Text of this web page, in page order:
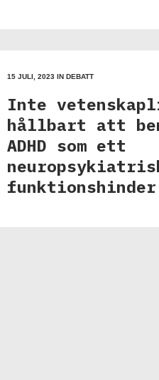
15 JULI, 2023 IN DEBATT
Inte
hållbart att
ADHD som ett
funktionshinder